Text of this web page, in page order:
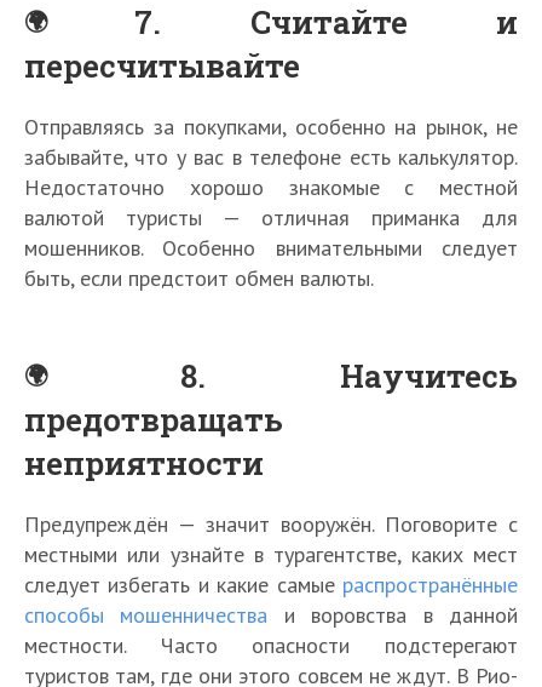
7. Считайте и
пересчитывайте
Отправляясь за покупками, особенно на рынок, не
забывайте, что у вас в телефоне есть калькулятор.
Недостаточно хорошо знакомые с местной
валютой туристы — отличная приманка для
мошенников. Особенно внимательными следует
быть, если предстоит обмен валюты.
8. Научитесь
предотвращать
неприятности
Предупреждён — значит вооружён. Поговорите с
местными или узнайте в турагентстве, каких мест
следует избегать и какие самые распространённые
способы мошенничества и воровства в данной
местности. Часто опасности подстерегают
туристов там, где они этого совсем не ждут. В Рио-